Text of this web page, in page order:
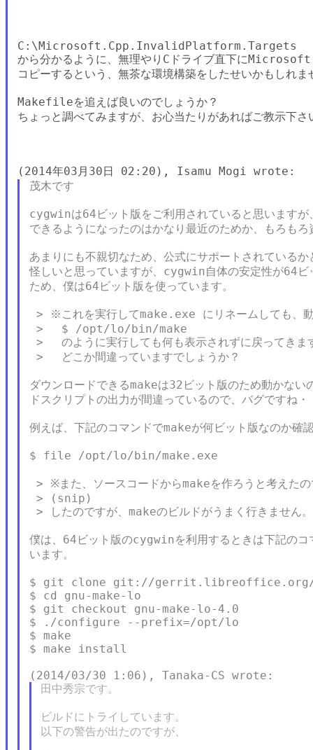
C:\Microsoft.Cpp.InvalidPlatform.Targets
から分かるように、無理やりCドライブ直下に
コピーするという、無茶な環境構築をしたせいかもしれま
Makefileを追えば良いのでしょうか？
ちょっと調べてみますが、お心当たりがあればご教示下さ
茂木です
cygwinは64ビット版をご利用されていると思いますが
できるようになったのはかなり最近のためか、もろも
あまりにも不親切なため、公式にサポートされているか
怪しいと思っていますが、cygwin自体の安定性が64ビ
ため、僕は64ビット版を使っています。
> ※これを実行してmake.exe にリネームしても、動
> 　$ /opt/lo/bin/make
> 　のように実行しても何も表示されずに戻ってきま
> 　どこか間違っていますでしょうか？
ダウンロードできるmakeは32ビット版のため動かない
ドスクリプトの出力が間違っているので、バグですね・
例えば、下記のコマンドでmakeが何ビット版なのか確
$ file /opt/lo/bin/make.exe
> ※また、ソースコードからmakeを作ろうと考えたの
> (snip)
> したのですが、makeのビルドがうまく行きません。
僕は、64ビット版のcygwinを利用するときは下記のコ
います。
$ git clone git://gerrit.libreoffice.org/
$ cd gnu-make-lo
$ git checkout gnu-make-lo-4.0
$ ./configure --prefix=/opt/lo
$ make
$ make install
田中秀宗です。
ビルドにトライしています。
以下の警告が出たのですが、